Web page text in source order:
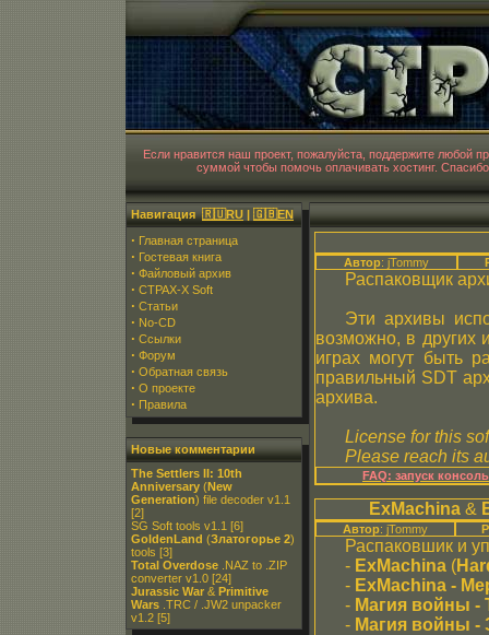
Если нравится наш проект, пожалуйста, поддержите любой
суммой чтобы помочь оплачивать хостинг.
Навигация🇷🇺RU | 🇬🇧EN
· Главная страница
· Гостевая книга
· Файловый архив
· CTPAX-X Soft
· Статьи
· No-CD
· Ссылки
· Форум
· Обратная связь
· О проекте
· Правила
Новые комментарии
The Settlers II: 10th
Anniversary (New
Generation) file decoder v1.1
[2]
SG Soft tools v1.1 [6]
GoldenLand (Златогорье 2)
tools [3]
Total Overdose .NAZ to .ZIP
converter v1.0 [24]
Jurassic War & Primitive
Wars .TRC / .JW2 unpacker
v1.2 [5]
Автор: jTommy
Распаковщик
Эти архивы
возможно, в других
играх могут быть
правильный SDT
архива.
License for this
Please reach its
FAQ: запуск
ExMachina &
Автор: jTommy
Распаковшик и
- ExMachina(
- ExMachina -
- Магия войны -
- Магия войны -